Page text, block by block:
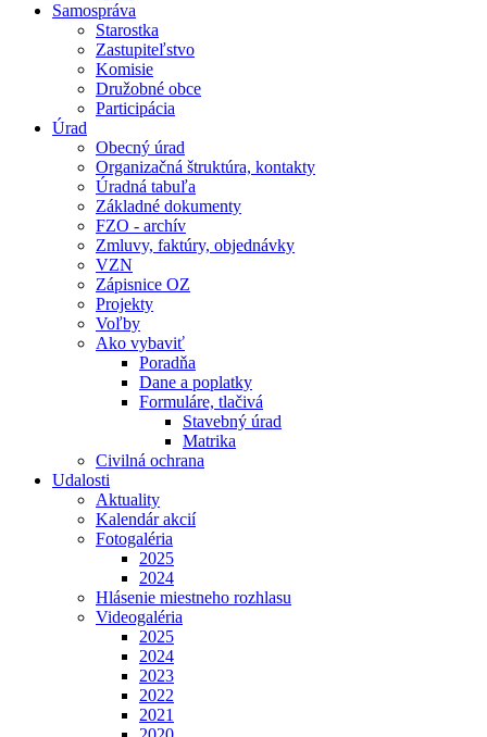
Samospráva
Starostka
Zastupiteľstvo
Komisie
Družobné obce
Participácia
Úrad
Obecný úrad
Organizačná štruktúra, kontakty
Úradná tabuľa
Základné dokumenty
FZO - archív
Zmluvy, faktúry, objednávky
VZN
Zápisnice OZ
Projekty
Voľby
Ako vybaviť
Poradňa
Dane a poplatky
Formuláre, tlačivá
Stavebný úrad
Matrika
Civilná ochrana
Udalosti
Aktuality
Kalendár akcií
Fotogaléria
2025
2024
Hlásenie miestneho rozhlasu
Videogaléria
2025
2024
2023
2022
2021